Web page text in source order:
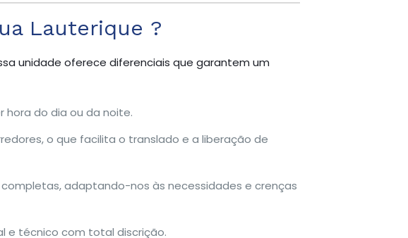
Lauterique ?
unidade oferece diferenciais que garantem um
do dia ou da noite.
o que facilita o translado e a liberação de
adaptando-nos às necessidades e crenças
e técnico com total discrição.